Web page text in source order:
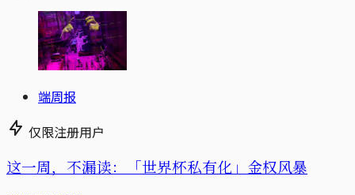
端周报
仅限注册用户
这一周，不漏读：「世界杯私有化」金权风暴